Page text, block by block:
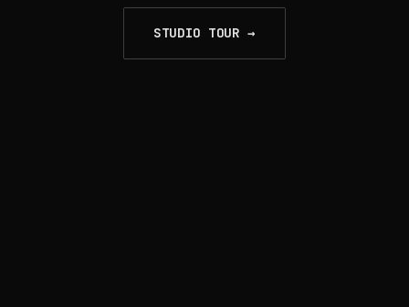
STUDIO TOUR →